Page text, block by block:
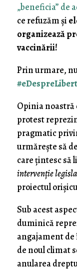
„beneficia” de
ce refuzăm şi
organizează
vaccinării!
Prin urmare,
Opinia noastră
protest
pragmatic
urmăreşte să
care ţintesc să
intervenţie
proiectul
Sub acest
duminică
angajament
de noul climat
anularea